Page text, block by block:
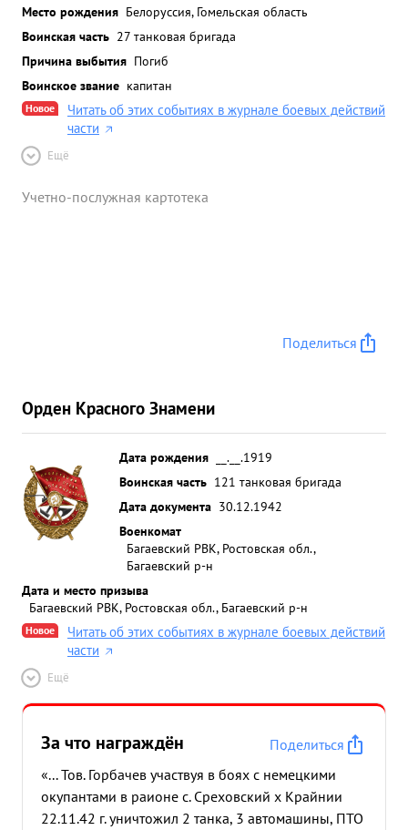
Место рождения Белоруссия, Гомельская область
Воинская часть 27 танковая бригада
Причина выбытия Погиб
Воинское звание капитан
Новое
Читать об этих событиях в журнале боевых действий
части
Ещё
Учетно-послужная картотека
Поделиться
Орден Красного Знамени
Дата рождения
__.__.1919
Воинская часть 121 танковая бригада
Дата документа 30.12.1942
Военкомат
Багаевский РВК, Ростовская обл.,
Багаевский р-н
Дата и место призыва
Багаевский РВК, Ростовская обл., Багаевский р-н
Новое
Читать об этих событиях в журнале боевых действий
части
Ещё
За что награждён
Поделиться
«... Тов. Горбачев участвуя в боях с немецкими
окупантами в раионе с. Среховский х Крайнии
22.11.42 г. уничтожил 2 танка, 3 автомашины, ПТО